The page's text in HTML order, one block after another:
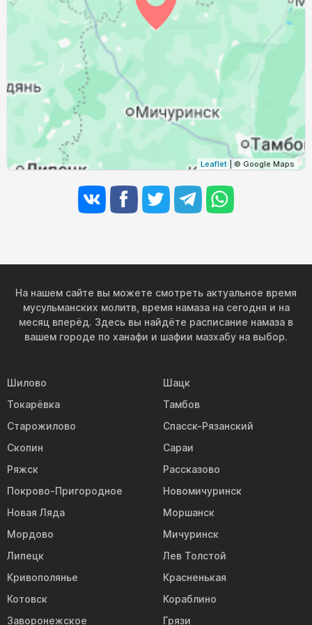
03:29 05:25 12:18 16:02 20:56
Leaflet | © Google Maps
На нашем сайте вы можете смотреть актуальное время
мусульманских молитв, время намаза на сегодня и на
месяц вперёд. Здесь вы найдёте расписание намаза в
вашем городе по ханафи и шафии мазхабу на выбор.
Шилово
Шацк
Токарёвка
Тамбов
Старожилово
Спасск-Рязанский
Скопин
Сараи
Ряжск
Рассказово
Покрово-Пригородное
Новомичуринск
Новая Ляда
Моршанск
Мордово
Мичуринск
Липецк
Лев Толстой
Кривополянье
Красненькая
Котовск
Кораблино
Заворонежское
Грязи